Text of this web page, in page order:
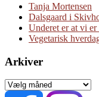
Tanja Mortensen
Dalsgaard i
Underet er at vi er
Vegetarisk
Arkiver
Arkiver